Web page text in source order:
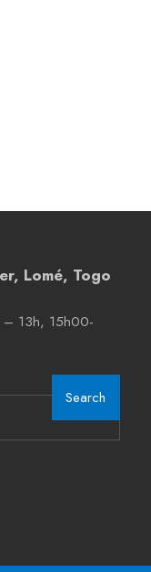
Lomé, Togo
– 13h, 15h00-
Search